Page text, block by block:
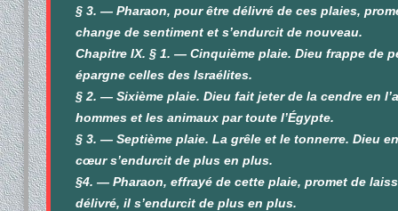
§ 3. — Pharaon, pour être délivré de ces plaies,
change de sentiment et s’endurcit de nouveau.
Chapitre IX. § 1. — Cinquième plaie. Dieu frappe de
épargne celles des Israélites.
§ 2. — Sixième plaie. Dieu fait jeter de la cendre en
hommes et les animaux par toute l’Égypte.
§ 3. — Septième plaie. La grêle et le tonnerre. Dieu
cœur s’endurcit de plus en plus.
§4. — Pharaon, effrayé de cette plaie, promet de
délivré, il s’endurcit de plus en plus.